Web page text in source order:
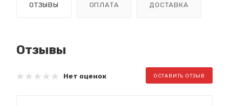
ОТЗЫВЫ ОПЛАТА ДОСТАВКА
Отзывы
Нет оценок ОСТАВИТЬ ОТЗЫВ